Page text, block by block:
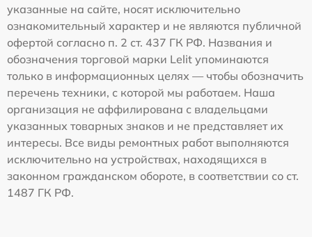
указанные на сайте, носят исключительно
ознакомительный характер и не являются публичной
офертой согласно п. 2 ст. 437 ГК РФ. Названия и
обозначения торговой марки Lelit упоминаются
только в информационных целях — чтобы обозначить
перечень техники, с которой мы работаем. Наша
организация не аффилирована с владельцами
указанных товарных знаков и не представляет их
интересы. Все виды ремонтных работ выполняются
исключительно на устройствах, находящихся в
законном гражданском обороте, в соответствии со ст.
1487 ГК РФ.